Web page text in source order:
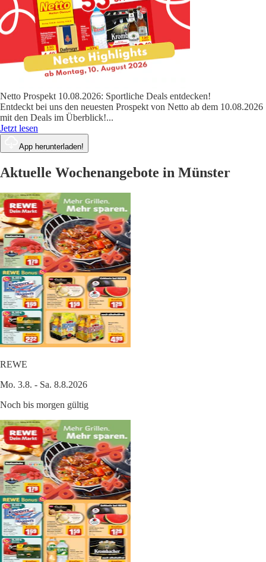
Netto Prospekt 10.08.2026: Sportliche Deals entdecken!
Entdeckt bei uns den neuesten Prospekt von Netto ab dem 10.08.2026
mit den Deals im Überblick!...
Jetzt lesen
App herunterladen!
Aktuelle Wochenangebote in Münster
REWE
Mo. 3.8. - Sa. 8.8.2026
Noch bis morgen gültig